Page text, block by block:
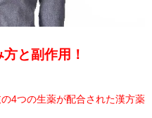
と副作用！
4つの生薬が配合された漢方薬